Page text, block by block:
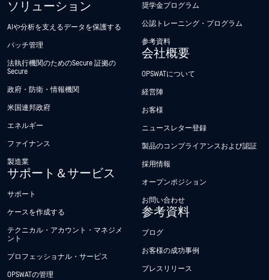
ソリューション
AIや分析を支えるデータを保護する
パッチ管理
法執行機関のためのSecure 証拠の
Secure
政府・防衛・情報機関
米国連邦政府
エネルギー
ファイナンス
製造業
サポート＆サービス
サポート
ケースを作成する
テクニカル・アカウント・マネジメ
ント
プロフェッショナル・サービス
OPSWATの管理
奨学金プログラム
公認トレーニング・プログラム
参考資料
会社概要
OPSWATについて
経営陣
お客様
ニュースレター登録
製品のコンプライアンスおよび認証
採用情報
オープンポジション
お問い合わせ
参考資料
ブログ
お客様の成功事例
プレスリリース